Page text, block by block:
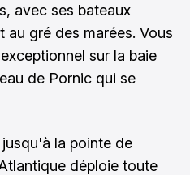
avec ses bateaux
au gré des marées. Vous
sur la baie
de Pornic qui se
la pointe de
déploie toute